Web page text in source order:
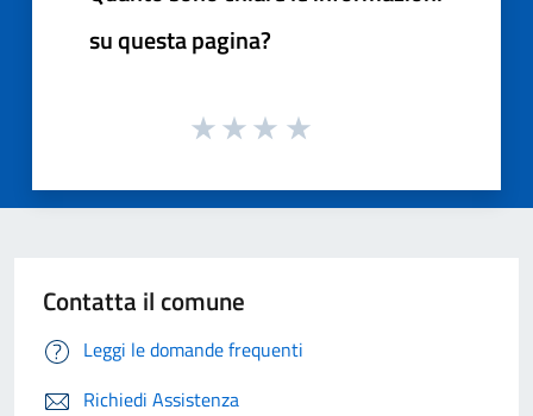
su questa pagina?
Contatta il comune
Leggi le domande frequenti
Richiedi Assistenza